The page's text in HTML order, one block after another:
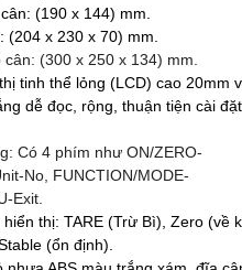
cân:(190 x 144) mm
(204 x 230 x 70) mm.
cân: (300 x 250 x 134) mm.
tinh thể lỏng (LCD) cao 20mm
dễ đọc, rộng, thuận tiện cài
Có 4 phím như ON/ZERO-
No, FUNCTION/MODE-
Exit.
thị: TARE (Trừ Bì), Zero (về
(ổn định).